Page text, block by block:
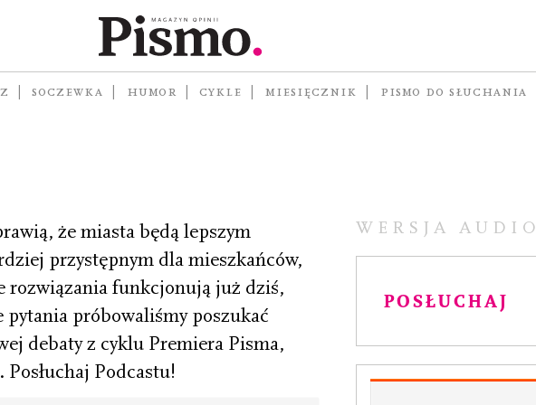
SOCZEWKA HUMOR CYKLE MIESIĘCZNIK PISMO DO SŁUCHANIA
żyć w
WERSJA AUDIO
POSŁUCHAJ
że miasta będą lepszym
przystępnym dla mieszkańców,
rozwiązania funkcjonują już dziś,
pytania próbowaliśmy poszukać
debaty z cyklu Premiera Pisma,
Podcastu!